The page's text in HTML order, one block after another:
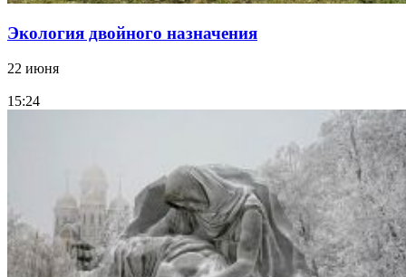
Экология двойного назначения
22 июня
15:24